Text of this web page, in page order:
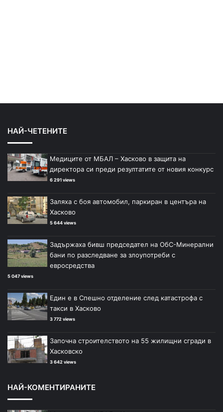
НАЙ-ЧЕТЕНИТЕ
Медиците от МБАЛ – Хасково в защита на
директора си преди резултатите от новия конкурс
6 291 views
Заляха с боя автомобил, паркиран в центъра на
Хасково
5 644 views
Задържаха бивш председател на ОбС-Минерални
бани по разследване за злоупотреби с
евросредства
5 047 views
Един е в Спешно отделение след катастрофа с
такси в Хасково
3 772 views
Започна строителството на 55 жилищни сгради в
Хасковско
3 642 views
НАЙ-КОМЕНТИРАНИТЕ